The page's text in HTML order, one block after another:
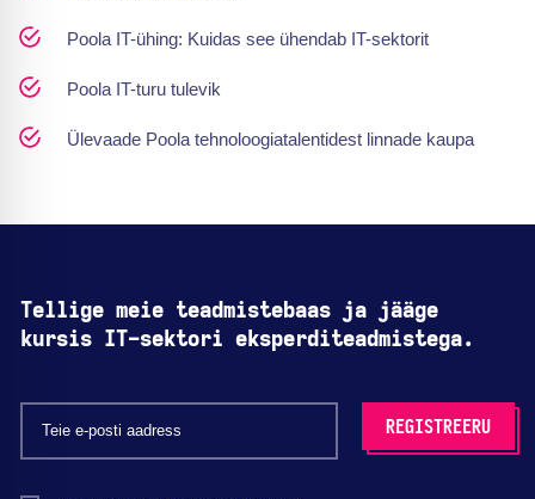
Poola IT-ühing: Kuidas see ühendab IT-sektorit
Poola IT-turu tulevik
Ülevaade Poola tehnoloogiatalentidest linnade kaupa
Tellige meie teadmistebaas ja jääge
kursis IT-sektori eksperditeadmistega.